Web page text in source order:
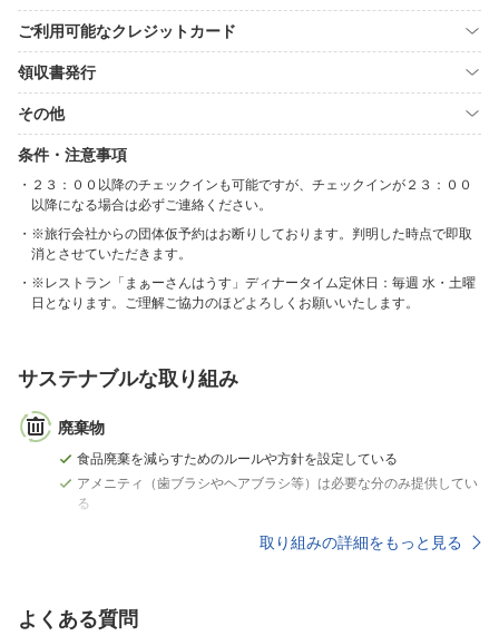
ご利用可能なクレジットカード
領収書発行
その他
条件・注意事項
２３：００以降のチェックインも可能ですが、チェックインが２３：００
以降になる場合は必ずご連絡ください。
※旅行会社からの団体仮予約はお断りしております。判明した時点で即取
消とさせていただきます。
※レストラン「まぁーさんはうす」ディナータイム定休日：毎週 水・土曜
日となります。ご理解ご協力のほどよろしくお願いいたします。
サステナブルな取り組み
廃棄物
食品廃棄を減らすためのルールや方針を設定している
アメニティ（歯ブラシやヘアブラシ等）は必要な分のみ提供してい
る
取り組みの詳細をもっと見る
よくある質問